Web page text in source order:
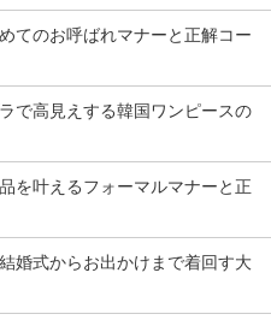
てのお呼ばれマナーと正解コー
で高見えする韓国ワンピースの
を叶えるフォーマルマナーと正
婚式からお出かけまで着回す大